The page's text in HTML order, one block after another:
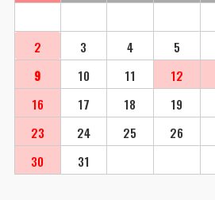
2
3 4 5
9
10 11 12
16
17 18 19
23
24 25 26
30
31